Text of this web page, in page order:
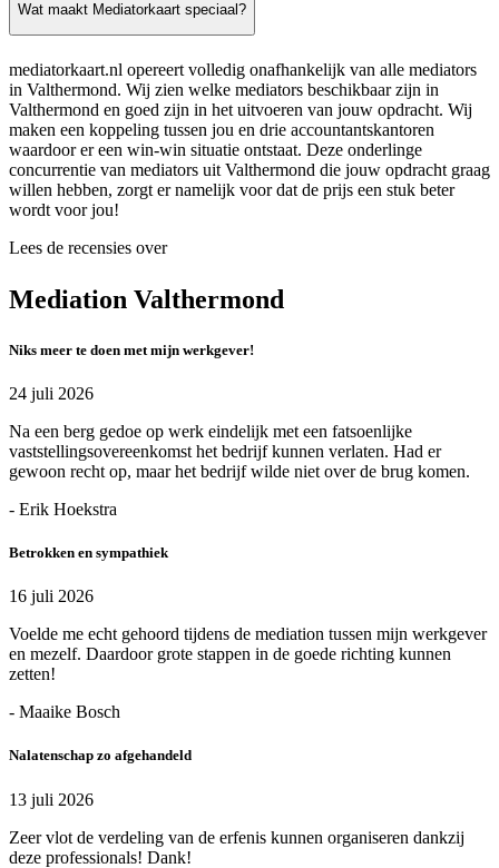
Wat maakt Mediatorkaart speciaal?
mediatorkaart.nl opereert volledig onafhankelijk van alle mediators
in Valthermond. Wij zien welke mediators beschikbaar zijn in
Valthermond en goed zijn in het uitvoeren van jouw opdracht. Wij
maken een koppeling tussen jou en drie accountantskantoren
waardoor er een win-win situatie ontstaat. Deze onderlinge
concurrentie van mediators uit Valthermond die jouw opdracht graag
willen hebben, zorgt er namelijk voor dat de prijs een stuk beter
wordt voor jou!
Lees de recensies over
Mediation Valthermond
Niks meer te doen met mijn werkgever!
24 juli 2026
Na een berg gedoe op werk eindelijk met een fatsoenlijke
vaststellingsovereenkomst het bedrijf kunnen verlaten. Had er
gewoon recht op, maar het bedrijf wilde niet over de brug komen.
- Erik Hoekstra
Betrokken en sympathiek
16 juli 2026
Voelde me echt gehoord tijdens de mediation tussen mijn werkgever
en mezelf. Daardoor grote stappen in de goede richting kunnen
zetten!
- Maaike Bosch
Nalatenschap zo afgehandeld
13 juli 2026
Zeer vlot de verdeling van de erfenis kunnen organiseren dankzij
deze professionals! Dank!